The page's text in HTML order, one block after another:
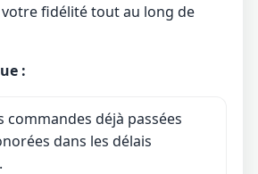
fidélité tout au long de
:
commandes déjà passées
dans les délais